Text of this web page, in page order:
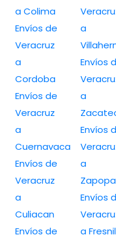
a Colima
Envíos de
Veracruz
a
Cordoba
Envíos de
Veracruz
a
Cuernavaca
Envíos de
Veracruz
a
Culiacan
Envíos de
a
Envíos
a
Envíos
a
Envíos
a